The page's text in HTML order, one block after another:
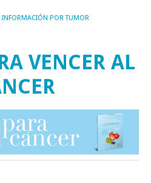
INFORMACIÓN POR TUMOR
VENCER AL